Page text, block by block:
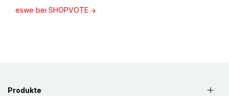
eswe bei SHOPVOTE
Produkte